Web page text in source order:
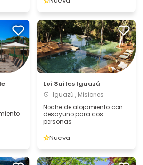
Loi Suites Iguazú
Iguazú , Misiones
Noche de alojamiento con
desayuno para dos
personas
Nueva